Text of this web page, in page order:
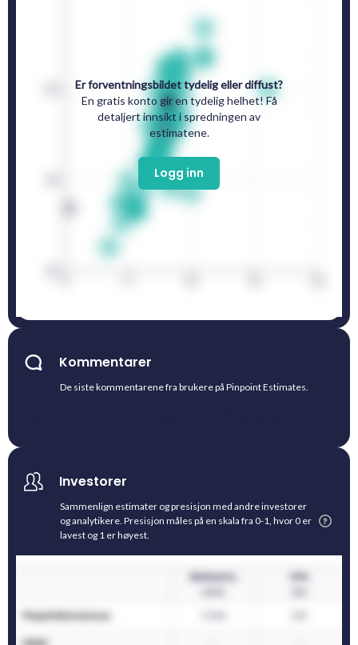
Er forventningsbildet tydelig eller diffust?
En gratis konto gir en tydelig helhet! Få
detaljert innsikt i spredningen av
estimatene.
Logg inn
Kommentarer
De siste kommentarene fra brukere på Pinpoint Estimates.
Investorer
Sammenlign estimater og presisjon med andre investorer
og analytikere. Presisjon måles på en skala fra 0-1, hvor 0 er
lavest og 1 er høyest.